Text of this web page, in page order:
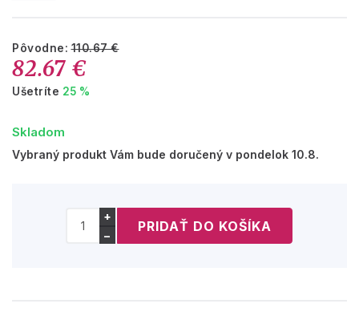
Pôvodne:110.67 €
82.67 €
Ušetríte 25 %
Skladom
Vybraný produkt Vám bude doručený v pondelok 10.8.
+
−